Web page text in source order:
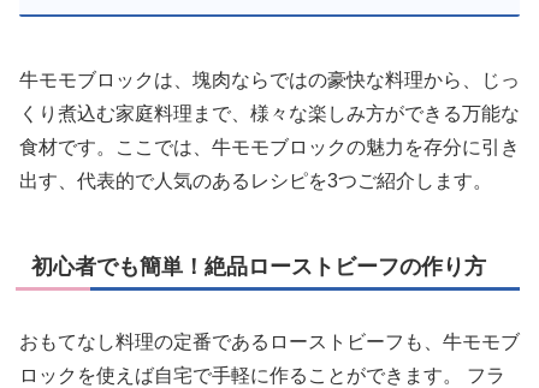
牛モモブロックは、塊肉ならではの豪快な料理から、じっ
くり煮込む家庭料理まで、様々な楽しみ方ができる万能な
食材です。ここでは、牛モモブロックの魅力を存分に引き
出す、代表的で人気のあるレシピを3つご紹介します。
初心者でも簡単！絶品ローストビーフの作り方
おもてなし料理の定番であるローストビーフも、牛モモブ
ロックを使えば自宅で手軽に作ることができます。 フラ